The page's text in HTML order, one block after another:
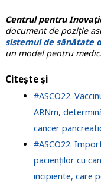
Centrul pentru
document de poziție
sistemul de sănătate
un model pentru
Citește și
#ASCO22.
ARNm,
cancer
#ASCO22.
pacienților cu
incipiente, care